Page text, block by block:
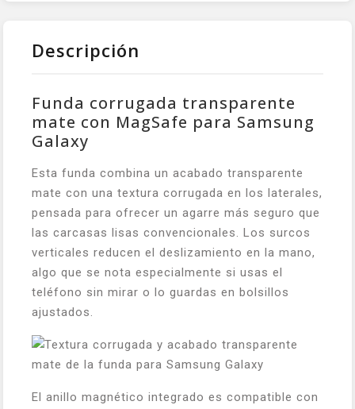
Descripción
Funda corrugada transparente
mate con MagSafe para Samsung
Galaxy
Esta funda combina un acabado transparente
mate con una textura corrugada en los laterales,
pensada para ofrecer un agarre más seguro que
las carcasas lisas convencionales. Los surcos
verticales reducen el deslizamiento en la mano,
algo que se nota especialmente si usas el
teléfono sin mirar o lo guardas en bolsillos
ajustados.
El anillo magnético integrado es compatible con